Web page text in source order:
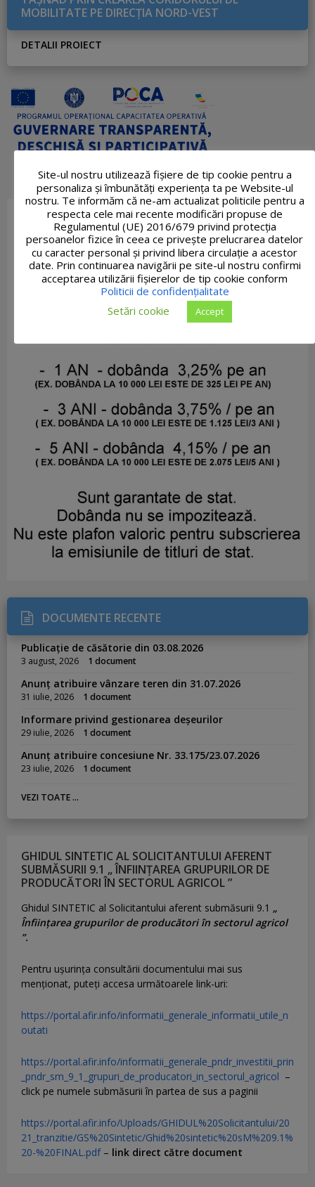
MOBILITATE PE DIRECŢIA NORD-VEST
DETALII PROIECT
DOCUMENTE RECENTE
Publicație de căsătorie din 03.08.2026
3 august, 2026 1 document
Anunț atribuire vânzare teren din 31.07.2026
31 iulie, 2026 1 document
Informare privind gestionarea deșeurilor
29 iulie, 2026 1 document
Anunț atribuire concesiune Nr. 33.175/23.07.2026
23 iulie, 2026 1 document
VEZI TOATE ...
GHIDUL SINTETIC AL SOLICITANTULUI AFERENT
SUBMĂSURII 9.1 „ ÎNFIINȚAREA GRUPURILOR DE
PRODUCĂTORI ÎN SECTORUL AGRICOL ”
Ghidul SINTETIC al Solicitantului aferent submăsurii 9.1 „
Înființarea grupurilor de producători în sectorul agricol
”.
Pentru uşurinţa consultării documentului mai sus
menţionat, puteţi accesa următoarele link-uri:
https://portal.afir.info/informatii_generale_informatii_utile_n
outati
https://portal.afir.info/informatii_generale_pndr_investitii_prin
_pndr_sm_9_1_grupuri_de_producatori_in_sectorul_agricol –
click pe numele submăsurii în partea de sus a paginii
https://portal.afir.info/Uploads/GHIDUL%20Solicitantului/20
21_tranzitie/GS%20Sintetic/Ghid%20sintetic%20sM%209.1%
20-%20FINAL.pdf– link direct către document
Site-ul nostru utilizează fişiere de tip cookie pentru a
personaliza și îmbunătăți experiența ta pe Website-ul
nostru. Te informăm că ne-am actualizat politicile pentru a
respecta cele mai recente modificări propuse de
Regulamentul (UE) 2016/679 privind protecția
persoanelor fizice în ceea ce privește prelucrarea datelor
cu caracter personal și privind libera circulație a acestor
date. Prin continuarea navigării pe site-ul nostru confirmi
acceptarea utilizării fişierelor de tip cookie conform
Politicii de confidențialitate
Setări cookie
Accept